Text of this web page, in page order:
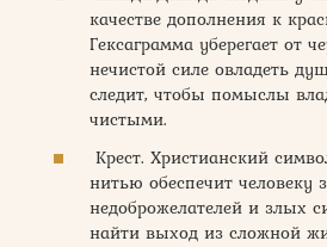
качестве дополнения к
Гексаграмма уберегает от
нечистой силе овладеть
следит, чтобы помыслы
чистыми.
Крест. Христианский
нитью обеспечит человеку
недоброжелателей и злых
найти выход из сложной